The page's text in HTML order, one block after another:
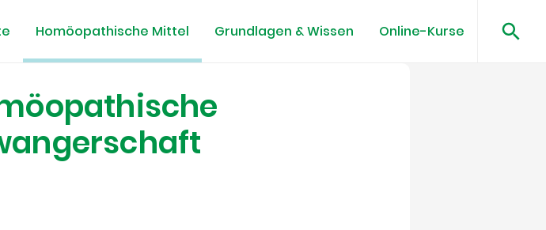
Homöopathische Mittel Grundlagen & Wissen Online-Kurse